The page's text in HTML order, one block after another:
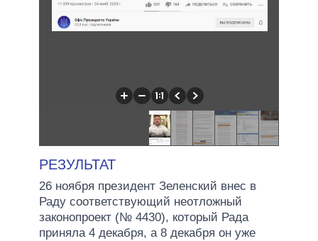
РЕЗУЛЬТАТ
26 ноября президент Зеленский внес в
Раду соответствующий неотложный
законопроект (№ 4430), который Рада
приняла 4 декабря, а 8 декабря он уже